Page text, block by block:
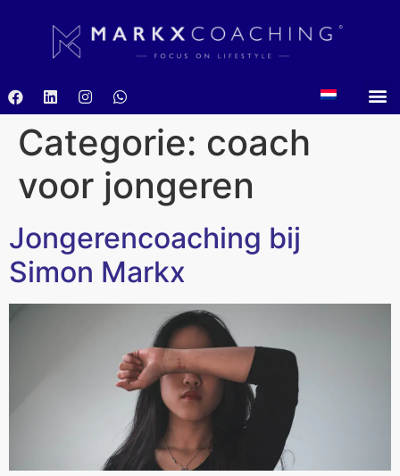
Categorie: coach
voor jongeren
Jongerencoaching bij
Simon Markx